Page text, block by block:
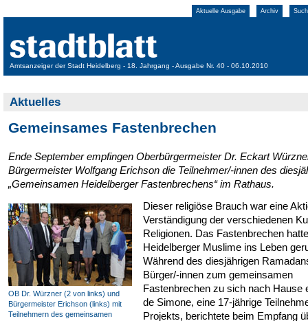
Aktuelle Ausgabe Archiv
Amtsanzeiger der Stadt Heidelberg - 18. Jahrgang - Ausgabe Nr. 40 - 06.10.2010
Aktuelles
Gemeinsames Fastenbrechen
Ende September empfingen Oberbürgermeister Dr. Eckart
Bürgermeister Wolfgang Erichson die Teilnehmer/-innen des
„Gemeinsamen Heidelberger Fastenbrechens“ im Rathaus.
OB Dr. Würzner (2 von links) und
Bürgermeister Erichson (links) mit
Teilnehmern des gemeinsamen
Dieser religiöse Brauch war eine
Verständigung der verschiedenen
Religionen. Das Fastenbrechen
Heidelberger Muslime ins Leben
Während des diesjährigen
Bürger/-innen zum gemeinsamen
Fastenbrechen zu sich nach Hause
de Simone, eine 17-jährige
Projekts, berichtete beim Empfang